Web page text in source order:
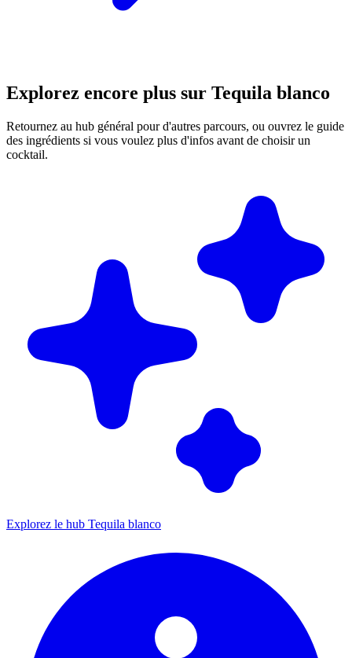
Explorez encore plus sur Tequila blanco
Retournez au hub général pour d'autres parcours, ou ouvrez le guide
des ingrédients si vous voulez plus d'infos avant de choisir un
cocktail.
Explorez le hub Tequila blanco